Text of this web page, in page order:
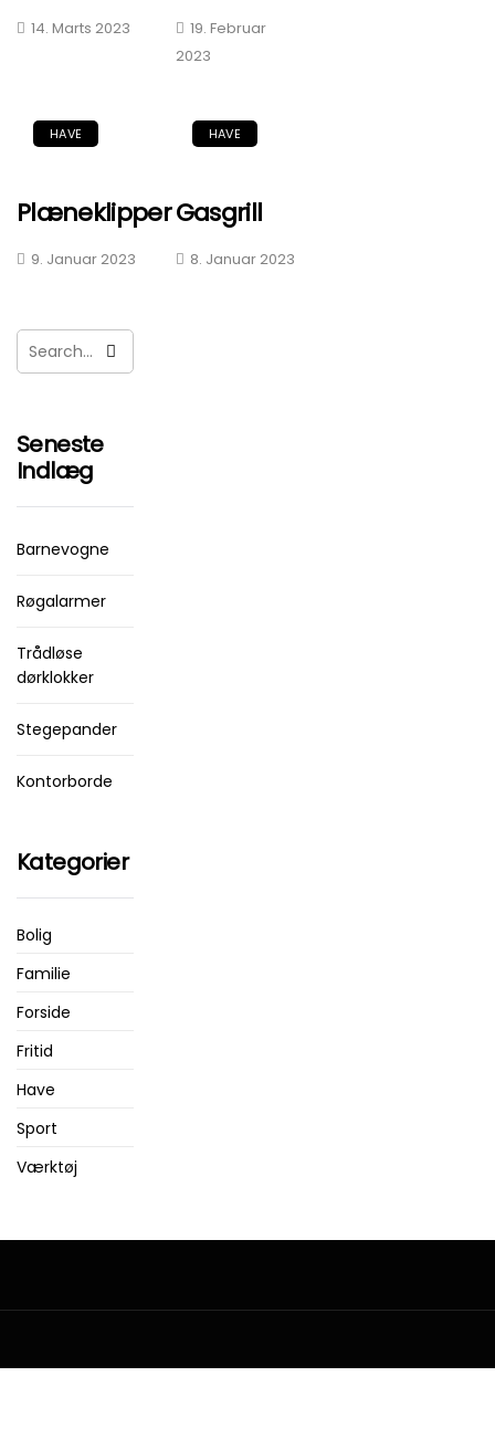
14. Marts 2023
19. Februar
2023
HAVE
Plæneklipper
9. Januar 2023
HAVE
Gasgrill
8. Januar 2023
Seneste
Indlæg
Barnevogne
Røgalarmer
Trådløse
dørklokker
Stegepander
Kontorborde
Kategorier
Bolig
Familie
Forside
Fritid
Have
Sport
Værktøj